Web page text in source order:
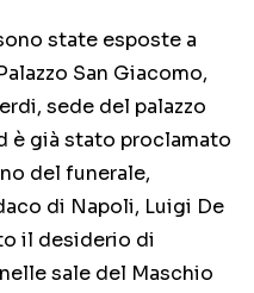
state esposte a
San Giacomo,
sede del palazzo
è già stato proclamato
del funerale,
di Napoli, Luigi De
il desiderio di
sale del Maschio